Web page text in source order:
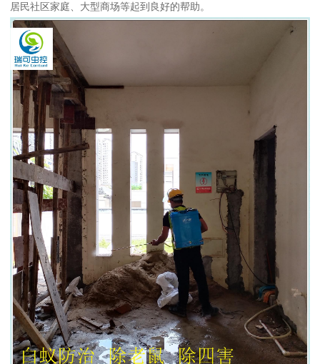
居民社区家庭、大型商场等起到良好的帮助。